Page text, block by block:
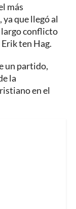
más
que llegó al
largo conflicto
ten Hag.
un partido,
la
en el